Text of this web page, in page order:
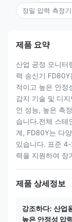
정밀 압력 측정기
제품 요약
산업 공정 모니터
력 송신기
적이고 높은 안정
감지 기술 및 디
인 성능, 높은 측
습니다.전체 스테
계, FD80Y는 다
있습니다. 표준
력을 지원하여 장
제품 상세정보
강조하다: 산업
높은 안정성 압